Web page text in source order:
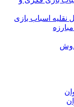
نقلیه اسباب بازی